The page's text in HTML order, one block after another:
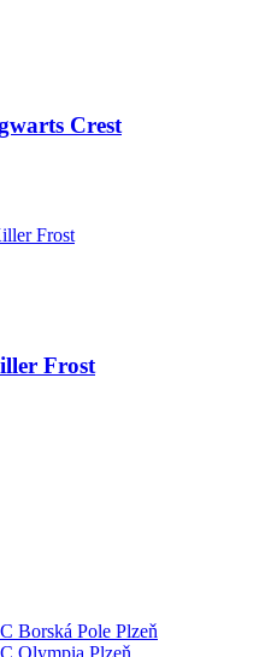
Crest
Frost
Borská Pole Plzeň
Olympia Plzeň